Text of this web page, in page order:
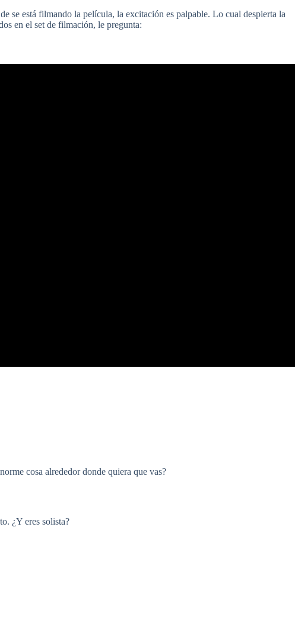
se está filmando la película, la excitación es palpable. Lo cual despierta la
en el set de filmación, le pregunta:
cosa alrededor donde quiera que vas?
¿Y eres solista?